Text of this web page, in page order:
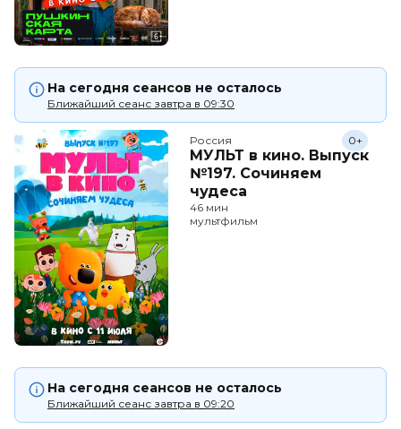
На сегодня сеансов не осталось
Ближайший сеанс завтра в 09:30
Россия
МУЛЬТ в кино. Выпуск
№197. Сочиняем
чудеса
0+
46 мин
мультфильм
На сегодня сеансов не осталось
Ближайший сеанс завтра в 09:20